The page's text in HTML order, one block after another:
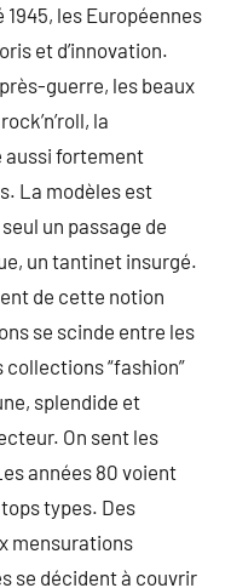
les Européennes
et d’innovation.
guerre, les beaux
la
aussi fortement
La modèles est
un passage de
un tantinet insurgé.
de cette notion
se scinde entre les
“fashion”
splendide et
On sent les
années 80 voient
types. Des
mensurations
se décident à couvrir